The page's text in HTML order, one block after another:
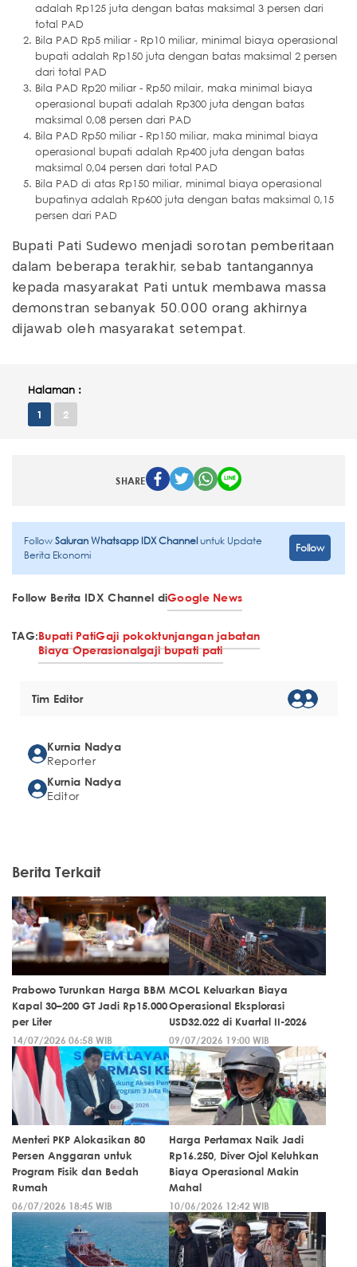
adalah Rp125 juta dengan batas maksimal 3 persen dari
total PAD
Bila PAD Rp5 miliar - Rp10 miliar, minimal biaya operasional
bupati adalah Rp150 juta dengan batas maksimal 2 persen
dari total PAD
Bila PAD Rp20 miliar - Rp50 milair, maka minimal biaya
operasional bupati adalah Rp300 juta dengan batas
maksimal 0,08 persen dari PAD
Bila PAD Rp50 miliar - Rp150 miliar, maka minimal biaya
operasional bupati adalah Rp400 juta dengan batas
maksimal 0,04 persen dari total PAD
Bila PAD di atas Rp150 miliar, minimal biaya operasional
bupatinya adalah Rp600 juta dengan batas maksimal 0,15
persen dari PAD
Bupati Pati Sudewo menjadi sorotan pemberitaan
dalam beberapa terakhir, sebab tantangannya
kepada masyarakat Pati untuk membawa massa
demonstran sebanyak 50.000 orang akhirnya
dijawab oleh masyarakat setempat.
Halaman :
1 2
SHARE
FollowSaluran Whatsapp IDX Channeluntuk Update
Berita Ekonomi
Follow
Follow Berita IDX Channel diGoogle News
TAG:Bupati PatiGaji pokoktunjangan jabatan
Biaya Operasionalgaji bupati pati
Tim Editor
Kurnia Nadya
Reporter
Kurnia Nadya
Editor
Berita Terkait
Prabowo Turunkan Harga BBM
Kapal 30–200 GT Jadi Rp15.000
per Liter
14/07/2026 06:58 WIB
MCOL Keluarkan Biaya
Operasional Eksplorasi
USD32.022 di Kuartal II-2026
09/07/2026 19:00 WIB
Menteri PKP Alokasikan 80
Persen Anggaran untuk
Program Fisik dan Bedah
Rumah
06/07/2026 18:45 WIB
Harga Pertamax Naik Jadi
Rp16.250, Diver Ojol Keluhkan
Biaya Operasional Makin
Mahal
10/06/2026 12:42 WIB